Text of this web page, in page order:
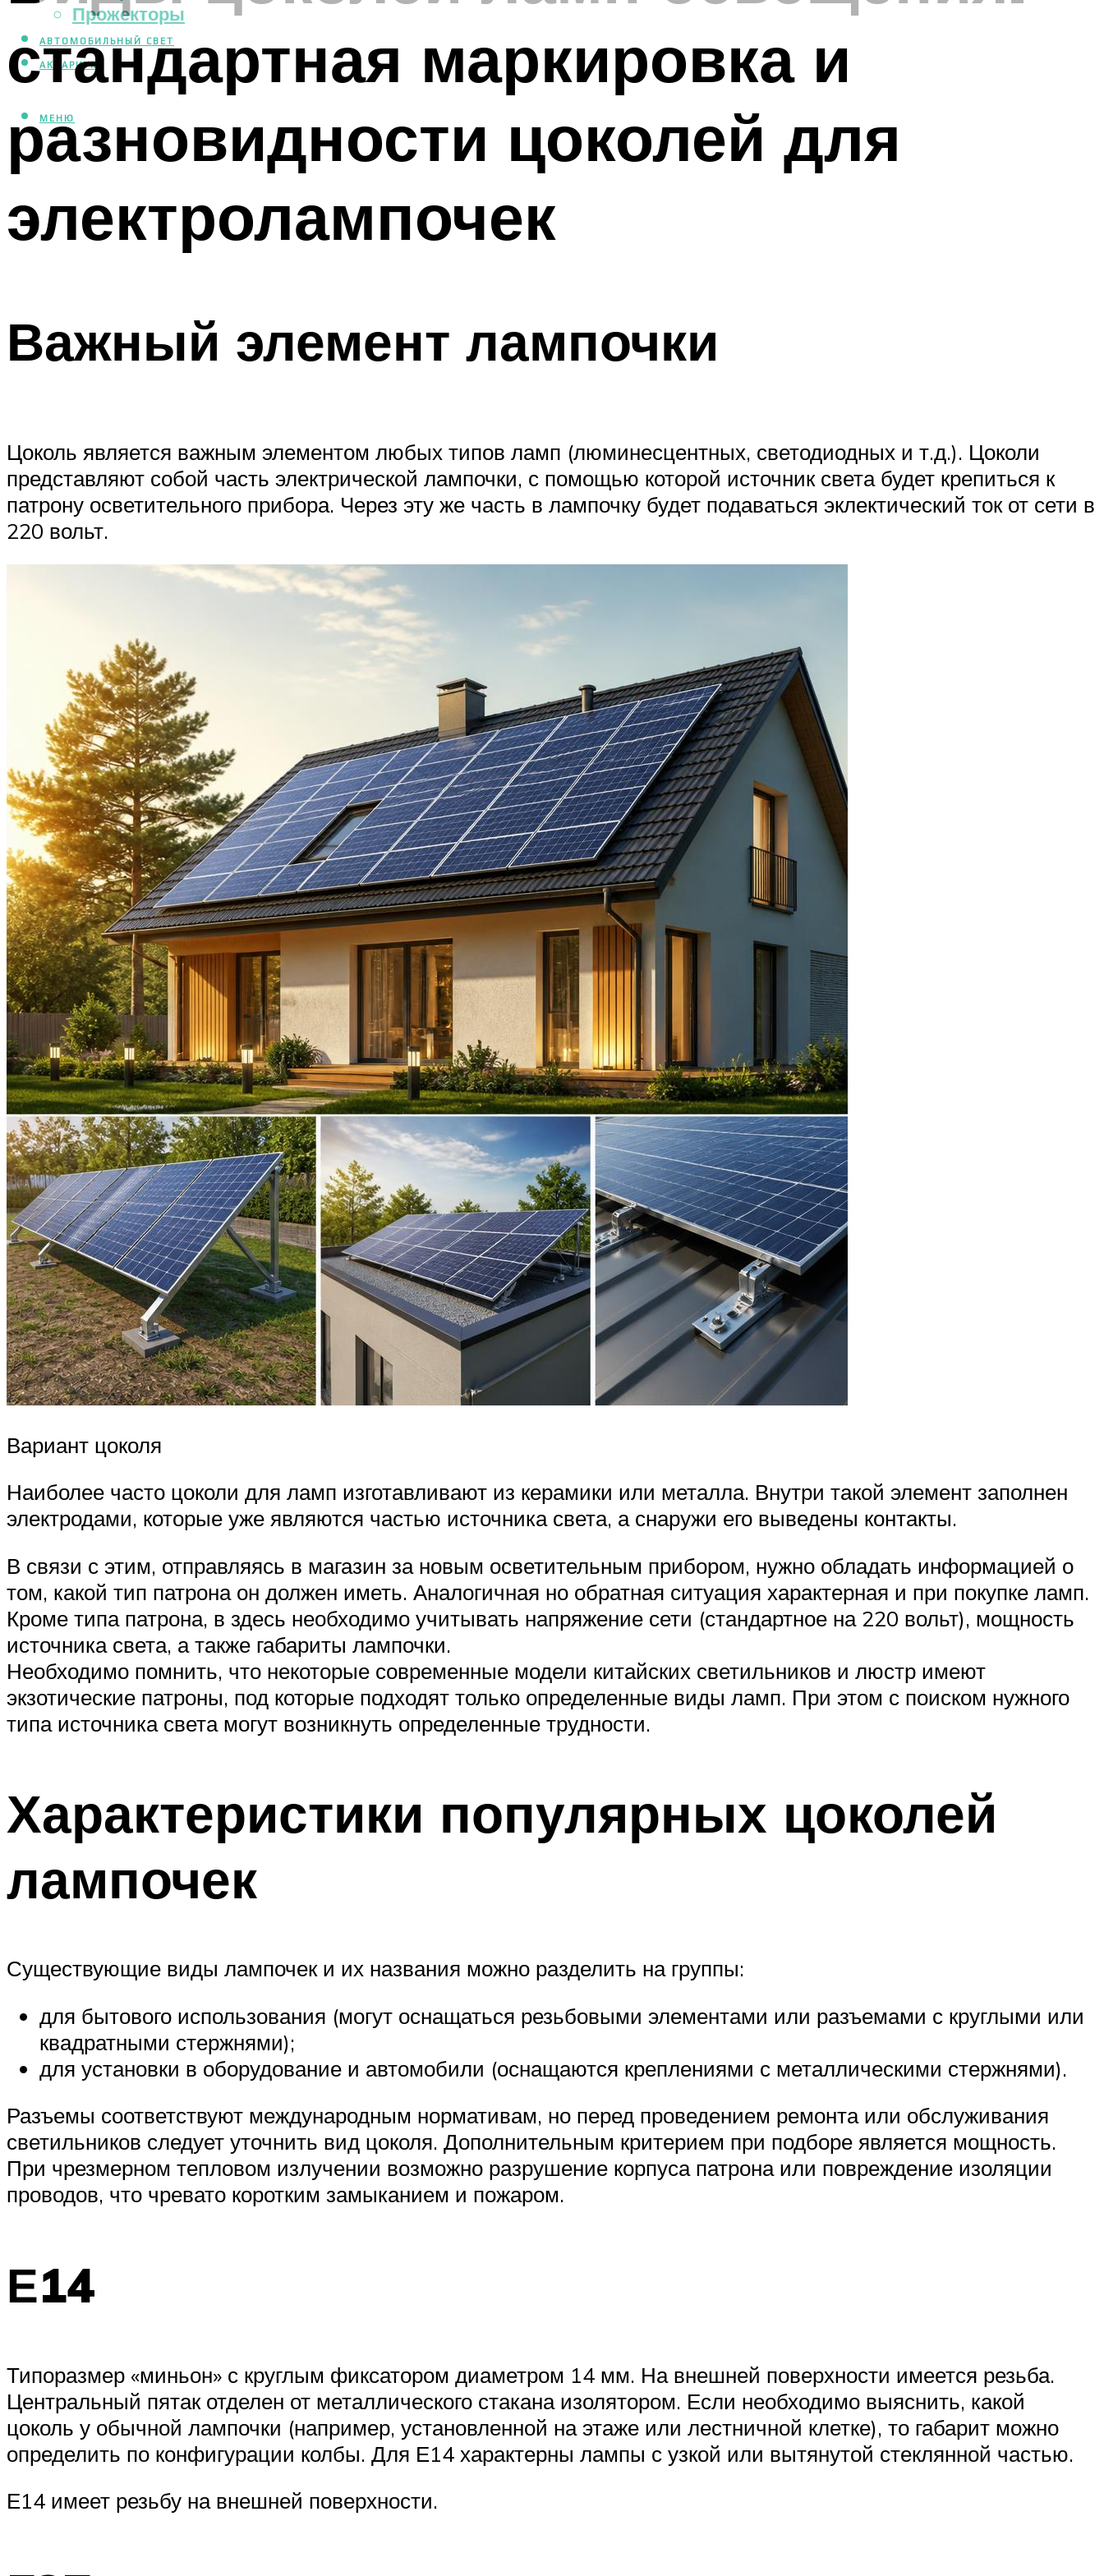
Прожекторы
АВТОМОБИЛЬНЫЙ СВЕТ
АКВАРИУМ
МЕНЮ
стандартная маркировка и
разновидности цоколей для
электролампочек
Важный элемент лампочки
Цоколь является важным элементом любых типов ламп (люминесцентных, светодиодных и т.д.). Цоколи
представляют собой часть электрической лампочки, с помощью которой источник света будет крепиться к
патрону осветительного прибора. Через эту же часть в лампочку будет подаваться эклектический ток от сети в
220 вольт.
Вариант цоколя
Наиболее часто цоколи для ламп изготавливают из керамики или металла. Внутри такой элемент заполнен
электродами, которые уже являются частью источника света, а снаружи его выведены контакты.
В связи с этим, отправляясь в магазин за новым осветительным прибором, нужно обладать информацией о
том, какой тип патрона он должен иметь. Аналогичная но обратная ситуация характерная и при покупке ламп.
Кроме типа патрона, в здесь необходимо учитывать напряжение сети (стандартное на 220 вольт), мощность
источника света, а также габариты лампочки.
Необходимо помнить, что некоторые современные модели китайских светильников и люстр имеют
экзотические патроны, под которые подходят только определенные виды ламп. При этом с поиском нужного
типа источника света могут возникнуть определенные трудности.
Характеристики популярных цоколей
лампочек
Существующие виды лампочек и их названия можно разделить на группы:
для бытового использования (могут оснащаться резьбовыми элементами или разъемами с круглыми или
квадратными стержнями);
для установки в оборудование и автомобили (оснащаются креплениями с металлическими стержнями).
Разъемы соответствуют международным нормативам, но перед проведением ремонта или обслуживания
светильников следует уточнить вид цоколя. Дополнительным критерием при подборе является мощность.
При чрезмерном тепловом излучении возможно разрушение корпуса патрона или повреждение изоляции
проводов, что чревато коротким замыканием и пожаром.
Е14
Типоразмер «миньон» с круглым фиксатором диаметром 14 мм. На внешней поверхности имеется резьба.
Центральный пятак отделен от металлического стакана изолятором. Если необходимо выяснить, какой
цоколь у обычной лампочки (например, установленной на этаже или лестничной клетке), то габарит можно
определить по конфигурации колбы. Для Е14 характерны лампы с узкой или вытянутой стеклянной частью.
Е14 имеет резьбу на внешней поверхности.